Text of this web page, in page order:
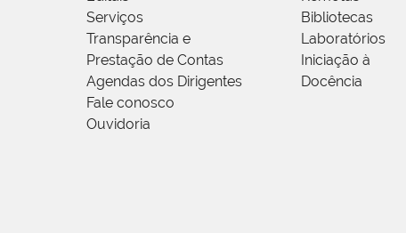
Serviços
Transparência e
Prestação de Contas
Agendas dos Dirigentes
Fale conosco
Ouvidoria
Bibliotecas
Laboratórios
Iniciação à
Docência